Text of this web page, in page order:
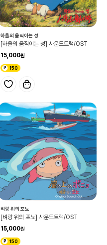
하울의 움직이는 성
[하울의 움직이는 성] 사운드트랙/OST
15,000
150
벼랑 위의 포뇨
[벼랑 위의 포뇨] 사운드트랙/OST
15,000
150